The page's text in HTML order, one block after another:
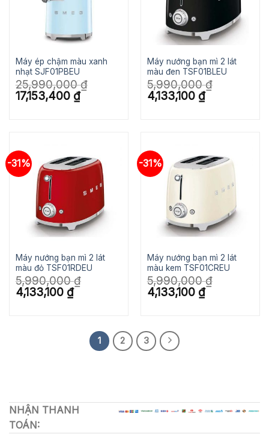
Máy ép chậm màu xanh
nhạt SJF01PBEU
25,990,000₫
Giá
gốc
17,153,400 ₫Giá
hiện
Máy nướng bạn mì 2 lát
màu đen TSF01BLEU
5,990,000₫
Giá
gốc
4,133,100 ₫Giá
hiện
-31%
Máy nướng bạn mì 2 lát
màu đỏ TSF01RDEU
5,990,000₫
Giá
gốc
4,133,100 ₫Giá
hiện
-31%
Máy nướng bạn mì 2 lát
màu kem TSF01CREU
5,990,000₫
Giá
gốc
4,133,100 ₫Giá
hiện
1 2 3
NHẬN THANH
TOÁN: